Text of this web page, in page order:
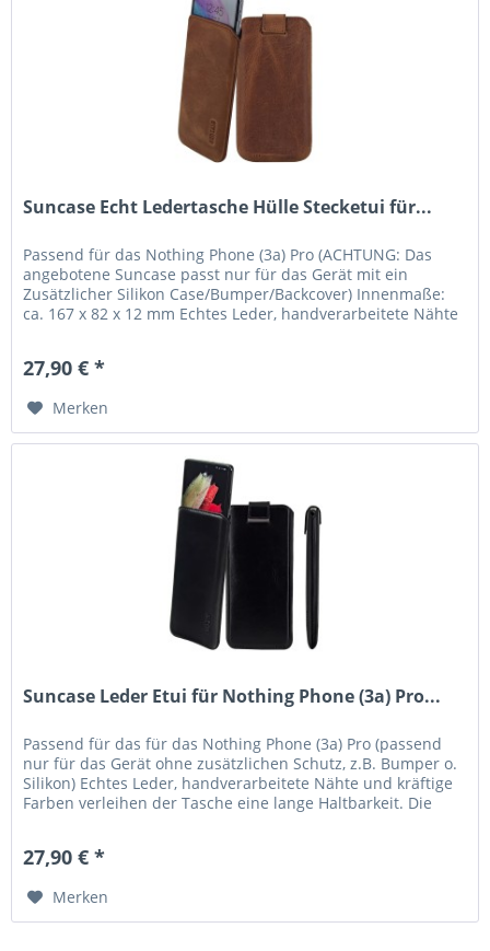
Suncase Echt Ledertasche Hülle Stecketui für...
Passend für das Nothing Phone (3a) Pro (ACHTUNG: Das
angebotene Suncase passt nur für das Gerät mit ein
Zusätzlicher Silikon Case/Bumper/Backcover) Innenmaße:
ca. 167 x 82 x 12 mm Echtes Leder, handverarbeitete Nähte
27,90 € *
Merken
Suncase Leder Etui für Nothing Phone (3a) Pro...
Passend für das für das Nothing Phone (3a) Pro (passend
nur für das Gerät ohne zusätzlichen Schutz, z.B. Bumper o.
Silikon) Echtes Leder, handverarbeitete Nähte und kräftige
Farben verleihen der Tasche eine lange Haltbarkeit. Die
27,90 € *
Merken